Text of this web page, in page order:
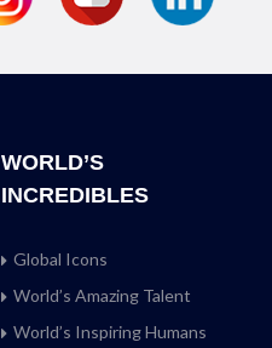
WORLD’S
INCREDIBLES
Global Icons
World’s Amazing Talent
World’s Inspiring Humans